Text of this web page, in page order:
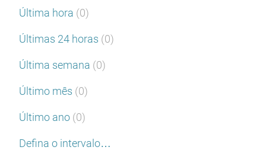
Última hora (0)
Últimas 24 horas (0)
Última semana (0)
Último mês (0)
Último ano (0)
Defina o intervalo…